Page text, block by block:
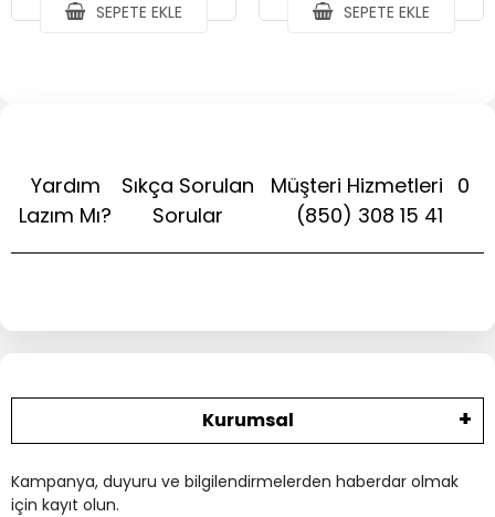
SEPETE EKLE SEPETE EKLE
Yardım
Lazım Mı?
Sıkça Sorulan
Sorular
Müşteri Hizmetleri 0
(850) 308 15 41
Kurumsal
Kampanya, duyuru ve bilgilendirmelerden haberdar olmak
için kayıt olun.